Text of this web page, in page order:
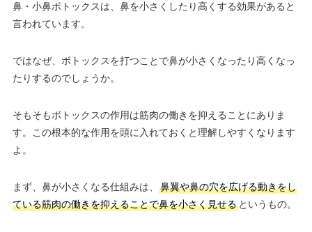
鼻・小鼻ボトックスは、鼻を小さくしたり高くする効果があると
言われています。
ではなぜ、ボトックスを打つことで鼻が小さくなったり高くなっ
たりするのでしょうか。
そもそもボトックスの作用は筋肉の働きを抑えることにありま
す。この根本的な作用を頭に入れておくと理解しやすくなります
よ。
まず、鼻が小さくなる仕組みは、
鼻翼や鼻の穴を広げる動きをし
ている筋肉の働きを抑えることで鼻を小さく見せるというもの。